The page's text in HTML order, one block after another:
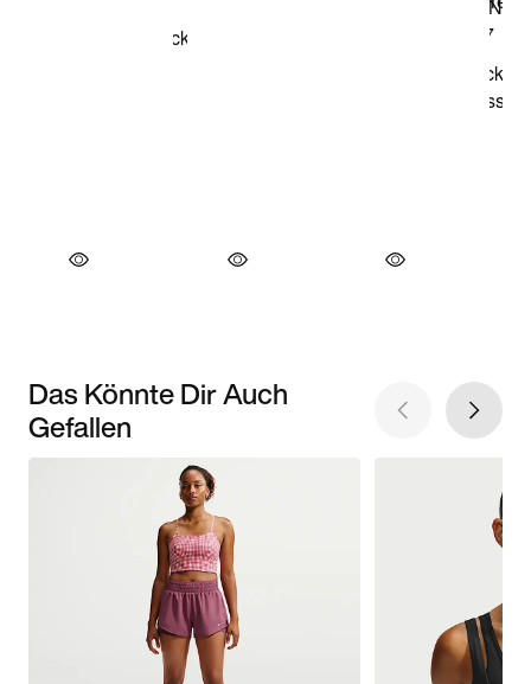
Das Könnte Dir Auch
Gefallen